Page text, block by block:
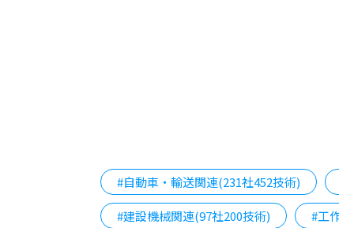
#自動車・輸送関連(231社452技術)
#建設機械関連(97社200技術) #工